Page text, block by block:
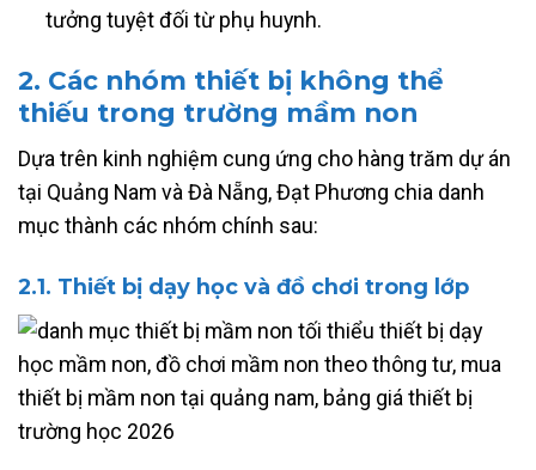
tưởng tuyệt đối từ phụ huynh.
2. Các nhóm thiết bị không thể
thiếu trong trường mầm non
Dựa trên kinh nghiệm cung ứng cho hàng trăm dự án
tại Quảng Nam và Đà Nẵng, Đạt Phương chia danh
mục thành các nhóm chính sau:
2.1. Thiết bị dạy học và đồ chơi trong lớp